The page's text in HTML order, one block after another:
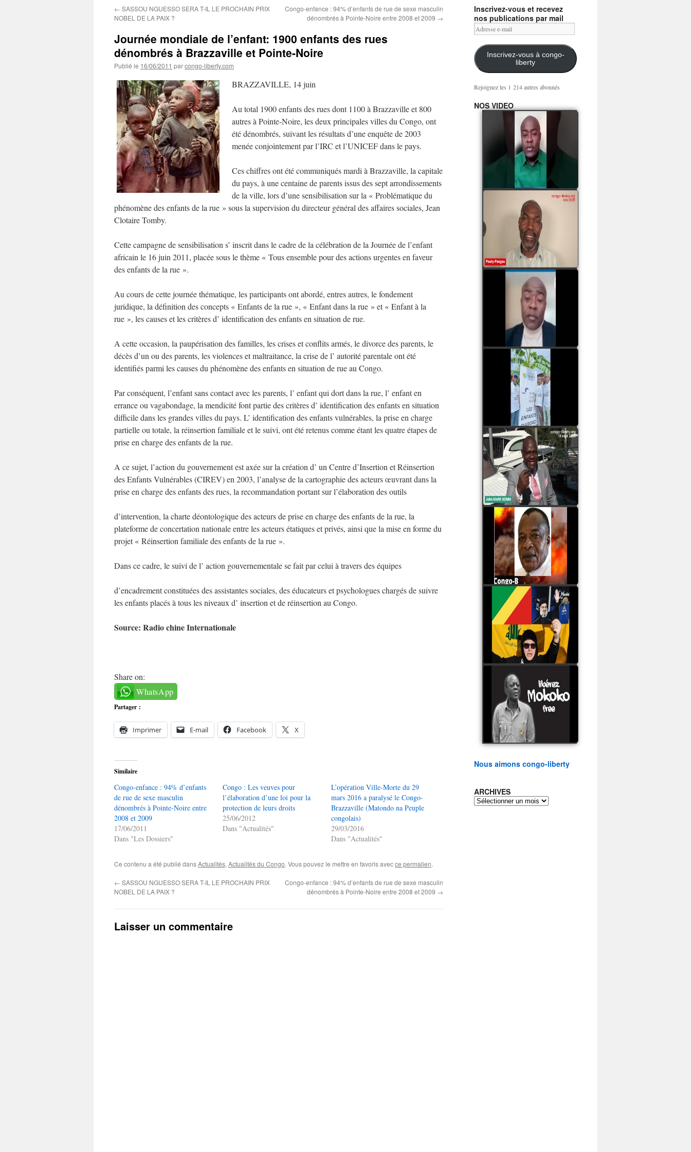
← SASSOU NGUESSO SERA T-IL LE PROCHAIN PRIX
NOBEL DE LA PAIX ?
Congo-enfance : 94% d’enfants de rue de sexe masculin
dénombrés à Pointe-Noire entre 2008 et 2009 →
Journée mondiale de l’enfant: 1900 enfants des rues
dénombrés à Brazzaville et Pointe-Noire
Publié le 16/06/2011 parcongo-liberty.com
BRAZZAVILLE, 14 juin
Au total 1900 enfants des rues dont 1100 à Brazzaville et 800
autres à Pointe-Noire, les deux principales villes du Congo, ont
été dénombrés, suivant les résultats d’une enquête de 2003
menée conjointement par l’IRC et l’UNICEF dans le pays.
Ces chiffres ont été communiqués mardi à Brazzaville, la capitale
du pays, à une centaine de parents issus des sept arrondissements
de la ville, lors d’une sensibilisation sur la « Problématique du
phénomène des enfants de la rue » sous la supervision du directeur général des affaires sociales, Jean
Clotaire Tomby.
Cette campagne de sensibilisation s’ inscrit dans le cadre de la célébration de la Journée de l’enfant
africain le 16 juin 2011, placée sous le thème « Tous ensemble pour des actions urgentes en faveur
des enfants de la rue ».
Au cours de cette journée thématique, les participants ont abordé, entres autres, le fondement
juridique, la définition des concepts « Enfants de la rue », « Enfant dans la rue » et « Enfant à la
rue », les causes et les critères d’ identification des enfants en situation de rue.
A cette occasion, la paupérisation des familles, les crises et conflits armés, le divorce des parents, le
décès d’un ou des parents, les violences et maltraitance, la crise de l’ autorité parentale ont été
identifiés parmi les causes du phénomène des enfants en situation de rue au Congo.
Par conséquent, l’enfant sans contact avec les parents, l’ enfant qui dort dans la rue, l’ enfant en
errance ou vagabondage, la mendicité font partie des critères d’ identification des enfants en situation
difficile dans les grandes villes du pays. L’ identification des enfants vulnérables, la prise en charge
partielle ou totale, la réinsertion familiale et le suivi, ont été retenus comme étant les quatre étapes de
prise en charge des enfants de la rue.
A ce sujet, l’action du gouvernement est axée sur la création d’ un Centre d’Insertion et Réinsertion
des Enfants Vulnérables (CIREV) en 2003, l’analyse de la cartographie des acteurs œuvrant dans la
prise en charge des enfants des rues, la recommandation portant sur l’élaboration des outils
d’intervention, la charte déontologique des acteurs de prise en charge des enfants de la rue, la
plateforme de concertation nationale entre les acteurs étatiques et privés, ainsi que la mise en forme du
projet « Réinsertion familiale des enfants de la rue ».
Dans ce cadre, le suivi de l’ action gouvernementale se fait par celui à travers des équipes
d’encadrement constituées des assistantes sociales, des éducateurs et psychologues chargés de suivre
les enfants placés à tous les niveaux d’ insertion et de réinsertion au Congo.
Source: Radio chine Internationale
Share on:
WhatsApp
Partager :
Imprimer E-mail Facebook X
Similaire
Congo-enfance : 94% d’enfants
de rue de sexe masculin
dénombrés à Pointe-Noire entre
2008 et 2009
17/06/2011
Dans "Les Dossiers"
Congo : Les veuves pour
l’élaboration d’une loi pour la
protection de leurs droits
25/06/2012
Dans "Actualités"
L’opération Ville-Morte du 29
mars 2016 a paralysé le Congo-
Brazzaville (Matondo na Peuple
congolais)
29/03/2016
Dans "Actualités"
Ce contenu a été publié dansActualités, Actualités du Congo. Vous pouvez le mettre en favoris avecce permalien.
← SASSOU NGUESSO SERA T-IL LE PROCHAIN PRIX
NOBEL DE LA PAIX ?
Congo-enfance : 94% d’enfants de rue de sexe masculin
dénombrés à Pointe-Noire entre 2008 et 2009 →
Laisser un commentaire
Inscrivez-vous et recevez
nos publications par mail
Adresse
e-
mail
Inscrivez-vous à congo-
liberty
Rejoignez les 1 214 autres abonnés
NOS VIDEO
Mingwa BIANGO : Ni
les mercenaires russes,
ni la garde présidentielle
ne mourront pour
Sassou Denis
watch video
POATY PANGOU
parle de la coquille vide
Collinet Makosso, des
assassinats des jeunes
par Serge OBOA
watch video
Sassou Nguesso est
revenu au pouvoir par
les armes, il ne quittera
le pouvoir que par la
force
watch video
watch video
John Binith Dzaba
s'exprime sur le voyage
de Rodrigue Malanda
Samba à Paris
watch video
Poaty Pangou La
Conférence des ethnies
est la seule solution pour
éviter la scission du
Congo B
watch video
Les liaisons dangereuses
du clan Sassou Nguesso
avec le Hezbollah
watch video
Le Général Mokoko est
l'unique légitimité
présidentielle du peuple
congolais
watch video
Nous aimons congo-liberty
ARCHIVES
ARCHIVES